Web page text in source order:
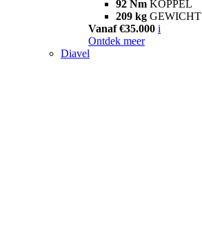
92 Nm KOPPEL
209 kg GEWICHT
Vanaf €35.000 i
Ontdek meer
Diavel